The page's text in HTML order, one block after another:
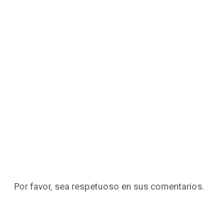
Por favor, sea respetuoso en sus comentarios.